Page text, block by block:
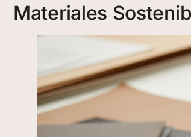
Materiales